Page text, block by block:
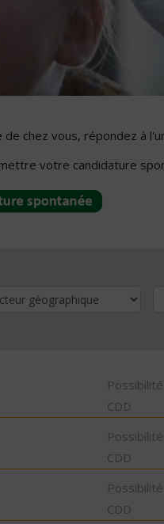
chez vous, répondez à
votre candidature
CDD
CDD
CDD